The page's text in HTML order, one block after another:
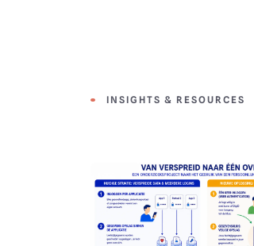
INSIGHTS & RESOURCES